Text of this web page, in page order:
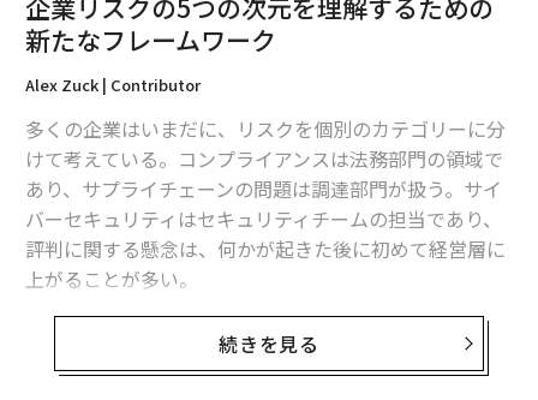
新たなフレームワーク
Alex Zuck | Contributor
多くの企業はいまだに、リスクを個別のカテゴリーに分
けて考えている。コンプライアンスは法務部門の領域で
あり、サプライチェーンの問題は調達部門が扱う。サイ
バーセキュリティはセキュリティチームの担当であり、
評判に関する懸念は、何かが起きた後に初めて経営層に
上がることが多い。
しかし現実には、ビジネスはそのようには動いていな
い。所有構造、サプライヤー、物流ネットワーク、金融
続きを見る